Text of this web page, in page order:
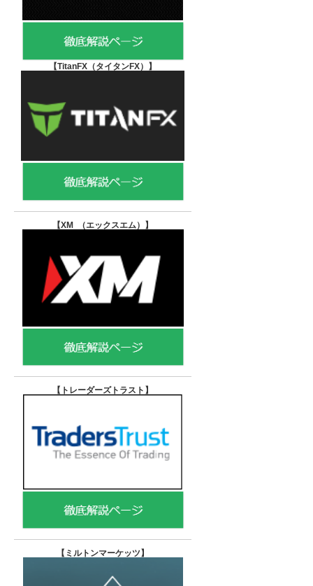
【TitanFX（タイタンFX） 】
【XM （エックスエム） 】
【トレーダーズトラスト 】
【 ミルトンマーケッツ】